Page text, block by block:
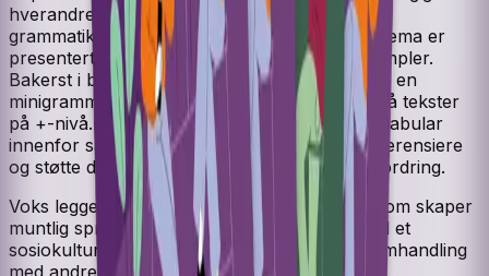
hverandre. Tekstene har også et tydelig
grammatikkfokus. Første gang et grammatikktema er
presentert, følger det en forklaring med eksempler.
Bakerst i boka er grammatikktemaene samlet i en
minigrammatikk. Alle kapitlene inneholder også tekster
på +-nivå. Her møter deltakerne et større vokabular
innenfor samme tema, slik at lærerne kan differensiere
og støtte deltakere som trenger en ekstra utfordring.
Voks legger til rette for høy deltakeraktivitet som skaper
muntlig språkproduksjon. Verket støtter seg til et
sosiokulturelt læringssyn der læring skjer i samhandling
med andre.